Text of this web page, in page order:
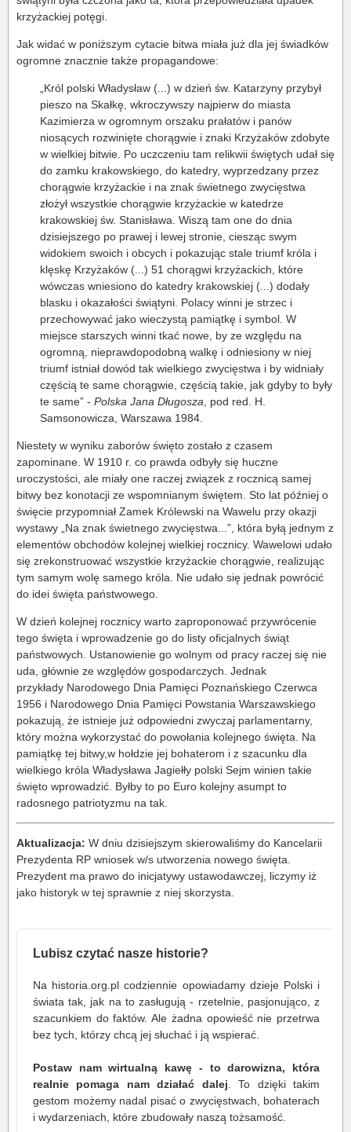
krzyżackiej potęgi.
Jak widać w poniższym cytacie bitwa miała już dla jej świadków
ogromne znacznie także propagandowe:
„Król polski Władysław (...) w dzień św. Katarzyny przybył
pieszo na Skałkę, wkroczywszy najpierw do miasta
Kazimierza w ogromnym orszaku prałatów i panów
niosących rozwinięte chorągwie i znaki Krzyżaków zdobyte
w wielkiej bitwie. Po uczczeniu tam relikwii świętych udał się
do zamku krakowskiego, do katedry, wyprzedzany przez
chorągwie krzyżackie i na znak świetnego zwycięstwa
złożył wszystkie chorągwie krzyżackie w katedrze
krakowskiej św. Stanisława. Wiszą tam one do dnia
dzisiejszego po prawej i lewej stronie, ciesząc swym
widokiem swoich i obcych i pokazując stale triumf króla i
klęskę Krzyżaków (...) 51 chorągwi krzyżackich, które
wówczas wniesiono do katedry krakowskiej (...) dodały
blasku i okazałości świątyni. Polacy winni je strzec i
przechowywać jako wieczystą pamiątkę i symbol. W
miejsce starszych winni tkać nowe, by ze względu na
ogromną, nieprawdopodobną walkę i odniesiony w niej
triumf istniał dowód tak wielkiego zwycięstwa i by widniały
częścią te same chorągwie, częścią takie, jak gdyby to były
te same” - Polska Jana Długosza , pod red. H.
Samsonowicza, Warszawa 1984.
Niestety w wyniku zaborów święto zostało z czasem
zapominane. W 1910 r. co prawda odbyły się huczne
uroczystości, ale miały one raczej związek z rocznicą samej
bitwy bez konotacji ze wspomnianym świętem. Sto lat później o
święcie przypomniał Zamek Królewski na Wawelu przy okazji
wystawy „Na znak świetnego zwycięstwa...”, która byłą jednym z
elementów obchodów kolejnej wielkiej rocznicy. Wawelowi udało
się zrekonstruować wszystkie krzyżackie chorągwie, realizując
tym samym wolę samego króla. Nie udało się jednak powrócić
do idei święta państwowego.
W dzień kolejnej rocznicy warto zaproponować przywrócenie
tego święta i wprowadzenie go do listy oficjalnych świąt
państwowych. Ustanowienie go wolnym od pracy raczej się nie
uda, głównie ze względów gospodarczych. Jednak
przykłady Narodowego Dnia Pamięci Poznańskiego Czerwca
1956 i Narodowego Dnia Pamięci Powstania Warszawskiego
pokazują, że istnieje już odpowiedni zwyczaj parlamentarny,
który można wykorzystać do powołania kolejnego święta. Na
pamiątkę tej bitwy,w hołdzie jej bohaterom i z szacunku dla
wielkiego króla Władysława Jagiełły polski Sejm winien takie
święto wprowadzić. Byłby to po Euro kolejny asumpt to
radosnego patriotyzmu na tak.
Aktualizacja: W dniu dzisiejszym skierowaliśmy do Kancelarii
Prezydenta RP wniosek w/s utworzenia nowego święta.
Prezydent ma prawo do inicjatywy ustawodawczej, liczymy iż
jako historyk w tej sprawnie z niej skorzysta.
Lubisz czytać nasze historie?
Na historia.org.pl codziennie opowiadamy dzieje Polski i
świata tak, jak na to zasługują - rzetelnie, pasjonująco, z
szacunkiem do faktów. Ale żadna opowieść nie przetrwa
bez tych, którzy chcą jej słuchać i ją wspierać.
Postaw nam wirtualną kawę - to darowizna, która
realnie pomaga nam działać dalej . To dzięki takim
gestom możemy nadal pisać o zwycięstwach, bohaterach
i wydarzeniach, które zbudowały naszą tożsamość.